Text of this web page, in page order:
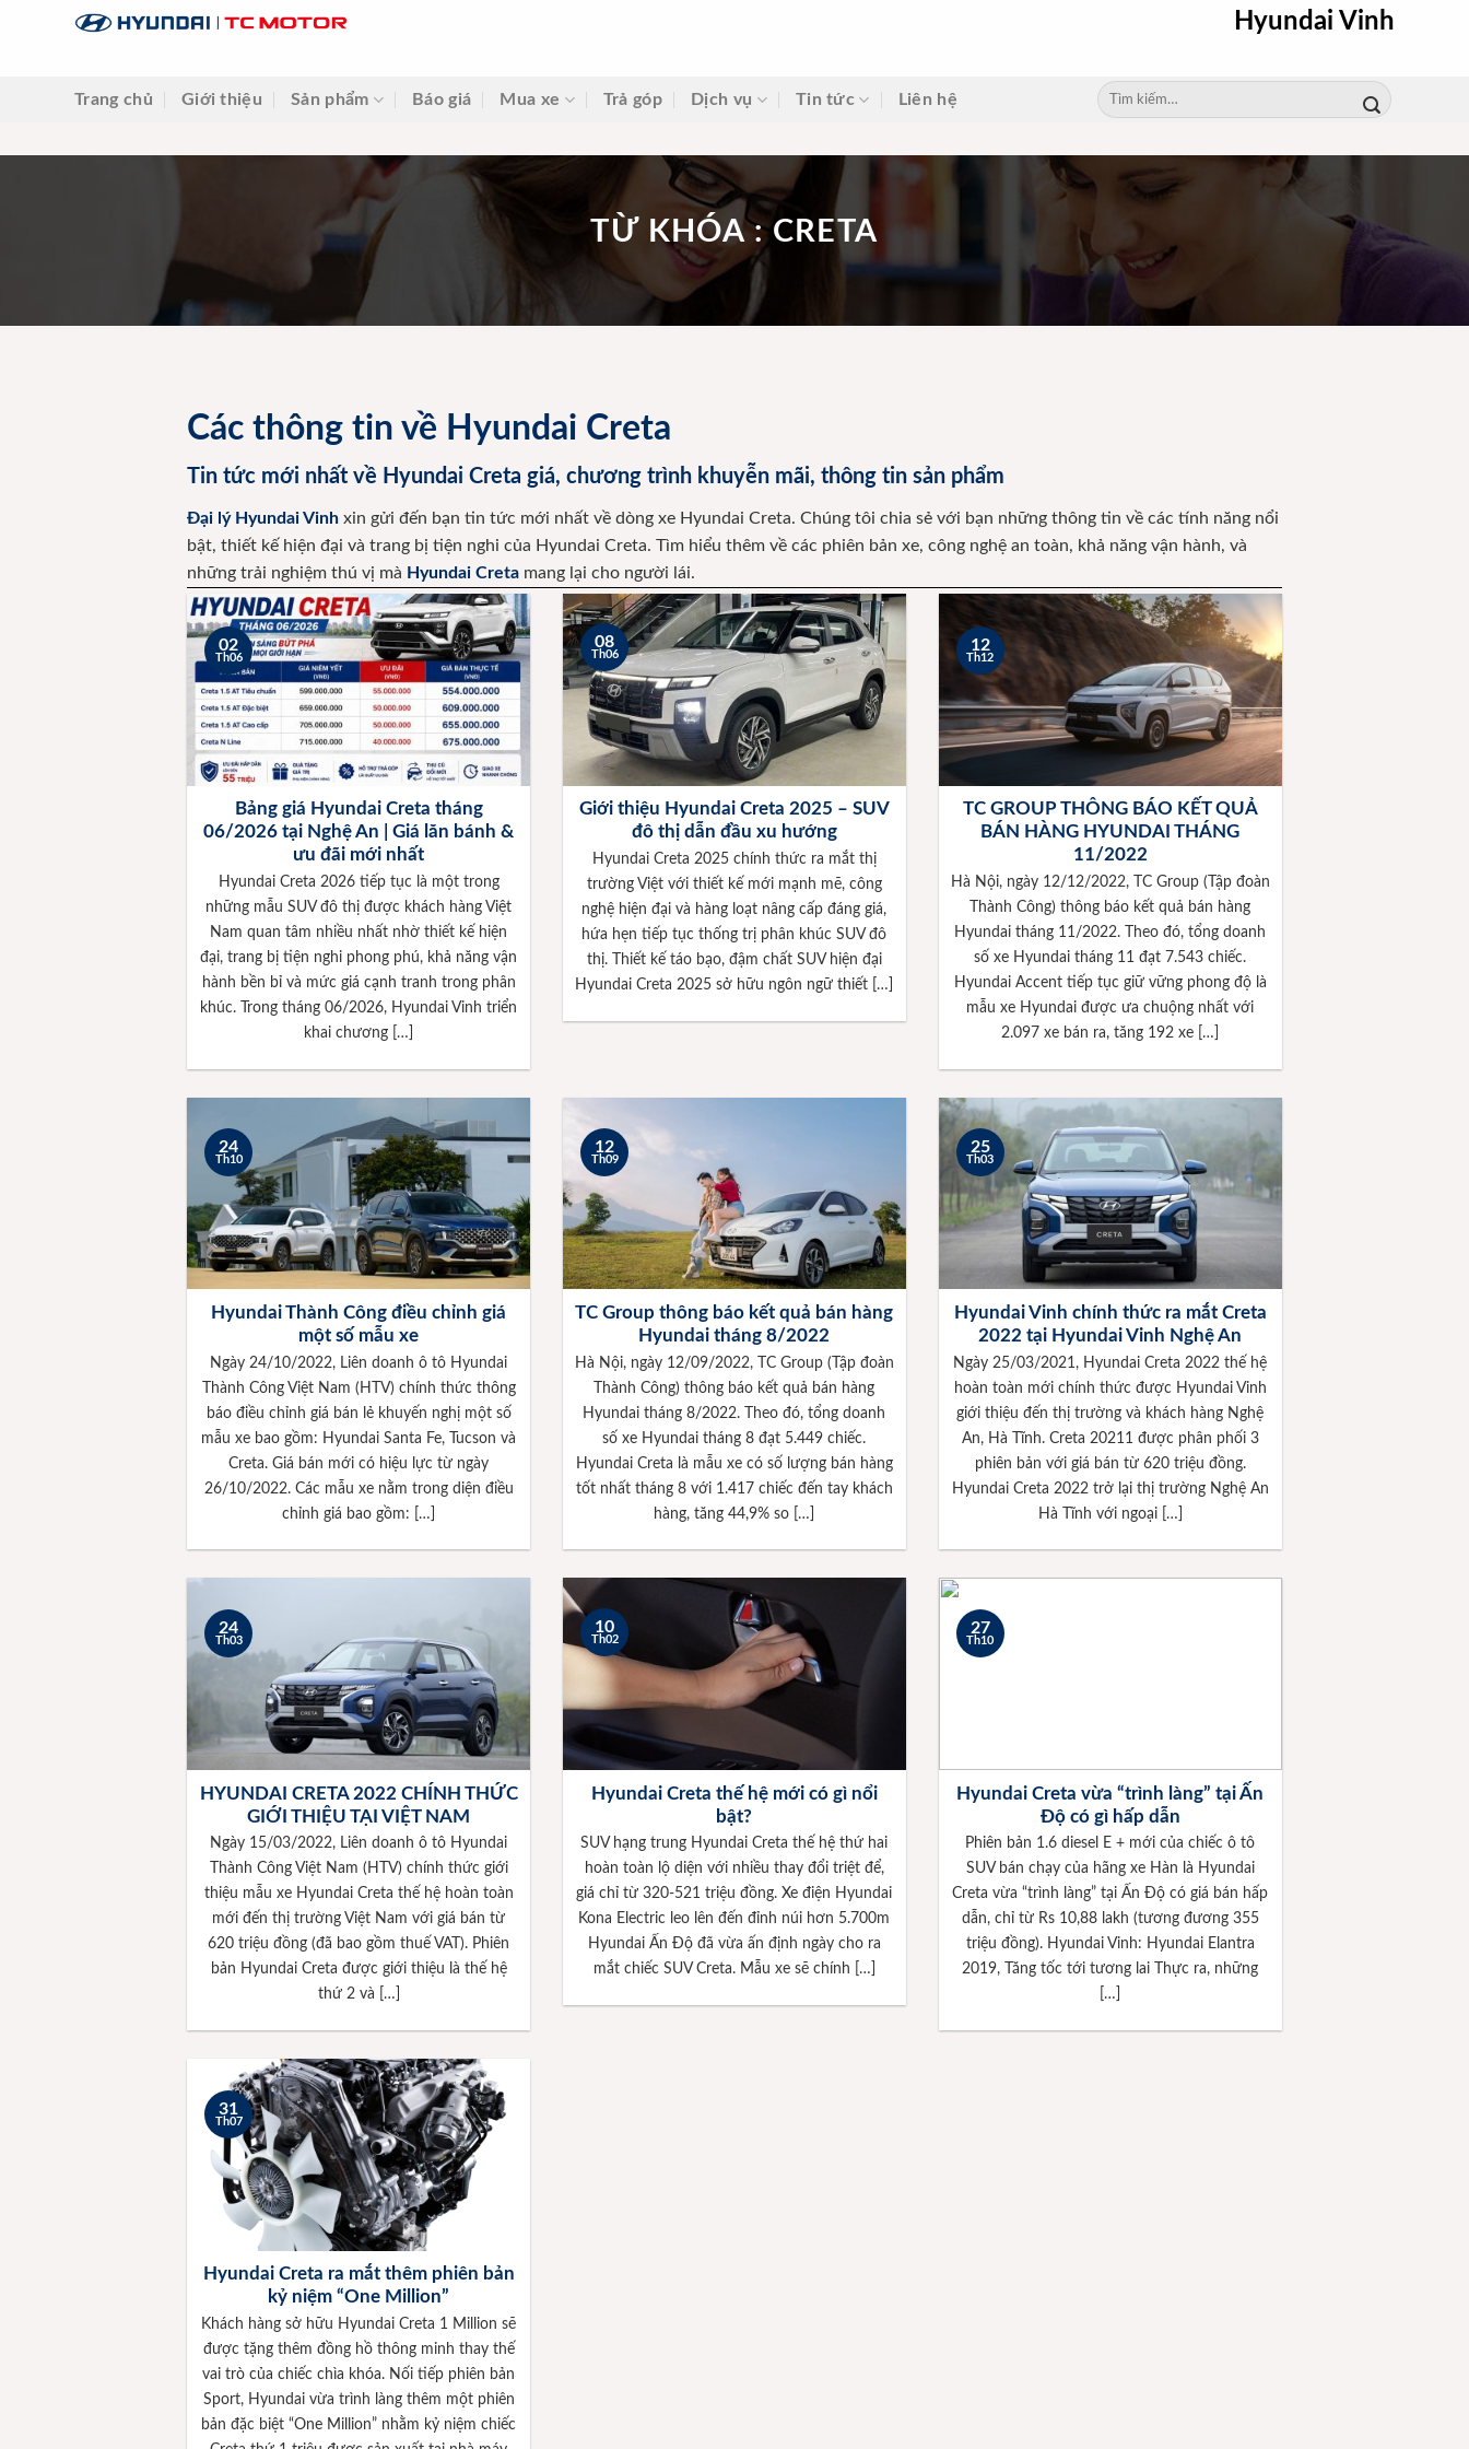
Hyundai Vinh
Trang chủ Giới thiệu Sản phẩm Báo giá Mua xe Trả góp Dịch vụ Tin tức Liên hệ
Tìm
kiếm:
TỪ KHÓA : CRETA
Các thông tin về Hyundai Creta
Tin tức mới nhất về Hyundai Creta giá, chương trình khuyễn mãi, thông tin sản phẩm
Đại lý Hyundai Vinh xin gửi đến bạn tin tức mới nhất về dòng xe Hyundai Creta. Chúng tôi chia sẻ với bạn những thông tin về các tính năng nổi
bật, thiết kế hiện đại và trang bị tiện nghi của Hyundai Creta. Tìm hiểu thêm về các phiên bản xe, công nghệ an toàn, khả năng vận hành, và
những trải nghiệm thú vị mà Hyundai Creta mang lại cho người lái.
Bảng giá Hyundai Creta tháng
06/2026 tại Nghệ An | Giá lăn bánh &
ưu đãi mới nhất
Hyundai Creta 2026 tiếp tục là một trong
những mẫu SUV đô thị được khách hàng Việt
Nam quan tâm nhiều nhất nhờ thiết kế hiện
đại, trang bị tiện nghi phong phú, khả năng vận
hành bền bỉ và mức giá cạnh tranh trong phân
khúc. Trong tháng 06/2026, Hyundai Vinh triển
khai chương […]
02
Th06
Giới thiệu Hyundai Creta 2025 – SUV
đô thị dẫn đầu xu hướng
Hyundai Creta 2025 chính thức ra mắt thị
trường Việt với thiết kế mới mạnh mẽ, công
nghệ hiện đại và hàng loạt nâng cấp đáng giá,
hứa hẹn tiếp tục thống trị phân khúc SUV đô
thị. Thiết kế táo bạo, đậm chất SUV hiện đại
Hyundai Creta 2025 sở hữu ngôn ngữ thiết […]
08
Th06
TC GROUP THÔNG BÁO KẾT QUẢ
BÁN HÀNG HYUNDAI THÁNG
11/2022
Hà Nội, ngày 12/12/2022, TC Group (Tập đoàn
Thành Công) thông báo kết quả bán hàng
Hyundai tháng 11/2022. Theo đó, tổng doanh
số xe Hyundai tháng 11 đạt 7.543 chiếc.
Hyundai Accent tiếp tục giữ vững phong độ là
mẫu xe Hyundai được ưa chuộng nhất với
2.097 xe bán ra, tăng 192 xe […]
12
Th12
Hyundai Thành Công điều chỉnh giá
một số mẫu xe
Ngày 24/10/2022, Liên doanh ô tô Hyundai
Thành Công Việt Nam (HTV) chính thức thông
báo điều chỉnh giá bán lẻ khuyến nghị một số
mẫu xe bao gồm: Hyundai Santa Fe, Tucson và
Creta. Giá bán mới có hiệu lực từ ngày
26/10/2022. Các mẫu xe nằm trong diện điều
chỉnh giá bao gồm: […]
24
Th10
TC Group thông báo kết quả bán hàng
Hyundai tháng 8/2022
Hà Nội, ngày 12/09/2022, TC Group (Tập đoàn
Thành Công) thông báo kết quả bán hàng
Hyundai tháng 8/2022. Theo đó, tổng doanh
số xe Hyundai tháng 8 đạt 5.449 chiếc.
Hyundai Creta là mẫu xe có số lượng bán hàng
tốt nhất tháng 8 với 1.417 chiếc đến tay khách
hàng, tăng 44,9% so […]
12
Th09
Hyundai Vinh chính thức ra mắt Creta
2022 tại Hyundai Vinh Nghệ An
Ngày 25/03/2021, Hyundai Creta 2022 thế hệ
hoàn toàn mới chính thức được Hyundai Vinh
giới thiệu đến thị trường và khách hàng Nghệ
An, Hà Tĩnh. Creta 20211 được phân phối 3
phiên bản với giá bán từ 620 triệu đồng.
Hyundai Creta 2022 trở lại thị trường Nghệ An
Hà Tĩnh với ngoại […]
25
Th03
HYUNDAI CRETA 2022 CHÍNH THỨC
GIỚI THIỆU TẠI VIỆT NAM
Ngày 15/03/2022, Liên doanh ô tô Hyundai
Thành Công Việt Nam (HTV) chính thức giới
thiệu mẫu xe Hyundai Creta thế hệ hoàn toàn
mới đến thị trường Việt Nam với giá bán từ
620 triệu đồng (đã bao gồm thuế VAT). Phiên
bản Hyundai Creta được giới thiệu là thế hệ
thứ 2 và […]
24
Th03
Hyundai Creta thế hệ mới có gì nổi
bật?
SUV hạng trung Hyundai Creta thế hệ thứ hai
hoàn toàn lộ diện với nhiều thay đổi triệt để,
giá chỉ từ 320-521 triệu đồng. Xe điện Hyundai
Kona Electric leo lên đến đỉnh núi hơn 5.700m
Hyundai Ấn Độ đã vừa ấn định ngày cho ra
mắt chiếc SUV Creta. Mẫu xe sẽ chính […]
10
Th02
Hyundai Creta vừa “trình làng” tại Ấn
Độ có gì hấp dẫn
Phiên bản 1.6 diesel E + mới của chiếc ô tô
SUV bán chạy của hãng xe Hàn là Hyundai
Creta vừa “trình làng” tại Ấn Độ có giá bán hấp
dẫn, chỉ từ Rs 10,88 lakh (tương đương 355
triệu đồng). Hyundai Vinh: Hyundai Elantra
2019, Tăng tốc tới tương lai Thực ra, những
[…]
27
Th10
Hyundai Creta ra mắt thêm phiên bản
kỷ niệm “One Million”
Khách hàng sở hữu Hyundai Creta 1 Million sẽ
được tặng thêm đồng hồ thông minh thay thế
vai trò của chiếc chìa khóa. Nối tiếp phiên bản
Sport, Hyundai vừa trình làng thêm một phiên
bản đặc biệt “One Million” nhằm kỷ niệm chiếc
31
Th07